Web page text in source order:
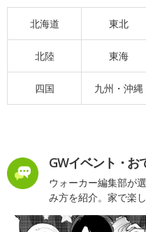
北海道 東北
北陸 東海
四国 九州・沖縄
GWイベント・お
ウォーカー編集部が
み方を紹介。家で楽